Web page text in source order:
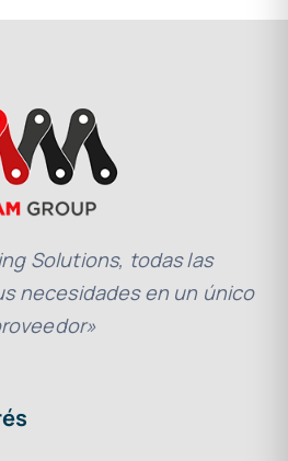
Solutions, todas las
necesidades en un único